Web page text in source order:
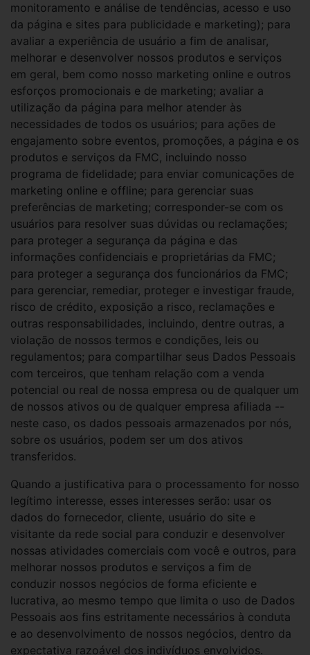
monitoramento e análise de tendências, acesso e uso
da página e sites para publicidade e marketing); para
avaliar a experiência de usuário a fim de analisar,
melhorar e desenvolver nossos produtos e serviços
em geral, bem como nosso marketing online e outros
esforços promocionais e de marketing; avaliar a
utilização da página para melhor atender às
necessidades de todos os usuários; para ações de
engajamento sobre eventos, promoções, a página e os
produtos e serviços da FMC, incluindo nosso
programa de fidelidade; para enviar comunicações de
marketing online e offline; para gerenciar suas
preferências de marketing; corresponder-se com os
usuários para resolver suas dúvidas ou reclamações;
para proteger a segurança da página e das
informações confidenciais e proprietárias da FMC;
para proteger a segurança dos funcionários da FMC;
para gerenciar, remediar, proteger e investigar fraude,
risco de crédito, exposição a risco, reclamações e
outras responsabilidades, incluindo, dentre outras, a
violação de nossos termos e condições, leis ou
regulamentos; para compartilhar seus Dados Pessoais
com terceiros, que tenham relação com a venda
potencial ou real de nossa empresa ou de qualquer um
de nossos ativos ou de qualquer empresa afiliada --
neste caso, os dados pessoais armazenados por nós,
sobre os usuários, podem ser um dos ativos
transferidos.
Quando a justificativa para o processamento for nosso
legítimo interesse, esses interesses serão: usar os
dados do fornecedor, cliente, usuário do site e
visitante da rede social para conduzir e desenvolver
nossas atividades comerciais com você e outros, para
melhorar nossos produtos e serviços a fim de
conduzir nossos negócios de forma eficiente e
lucrativa, ao mesmo tempo que limita o uso de Dados
Pessoais aos fins estritamente necessários à conduta
e ao desenvolvimento de nossos negócios, dentro da
expectativa razoável dos indivíduos envolvidos.